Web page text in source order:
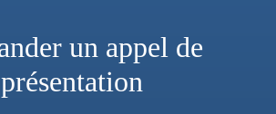
un appel de
présentation